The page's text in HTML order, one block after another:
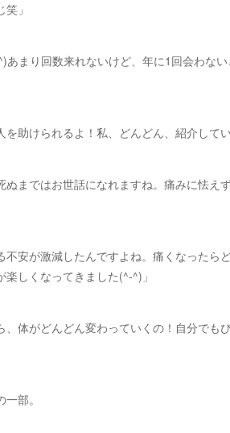
」
まり回数来れないけど、年に1回会わな
助けられるよ！私、どんどん、紹介してい
まではお世話になれますね。痛みに怯え
安が激減したんですよね。痛くなったら
しくなってきました(^-^)」
体がどんどん変わっていくの！自分でも
部。